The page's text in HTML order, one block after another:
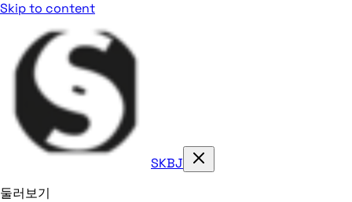
Skip to content
SKBJ
둘러보기